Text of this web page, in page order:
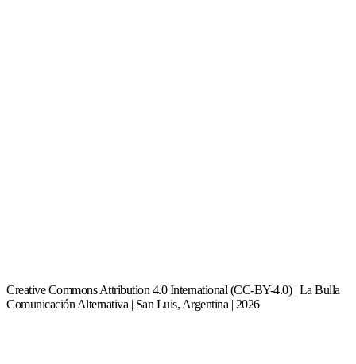
Creative Commons Attribution 4.0 International (CC-BY-4.0) | La Bulla
Comunicación Alternativa | San Luis, Argentina | 2026